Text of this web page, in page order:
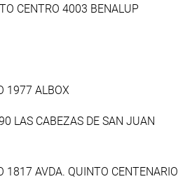
CENTRO 4003 BENALUP
1977 ALBOX
LAS CABEZAS DE SAN JUAN
1817 AVDA. QUINTO CENTENARIO